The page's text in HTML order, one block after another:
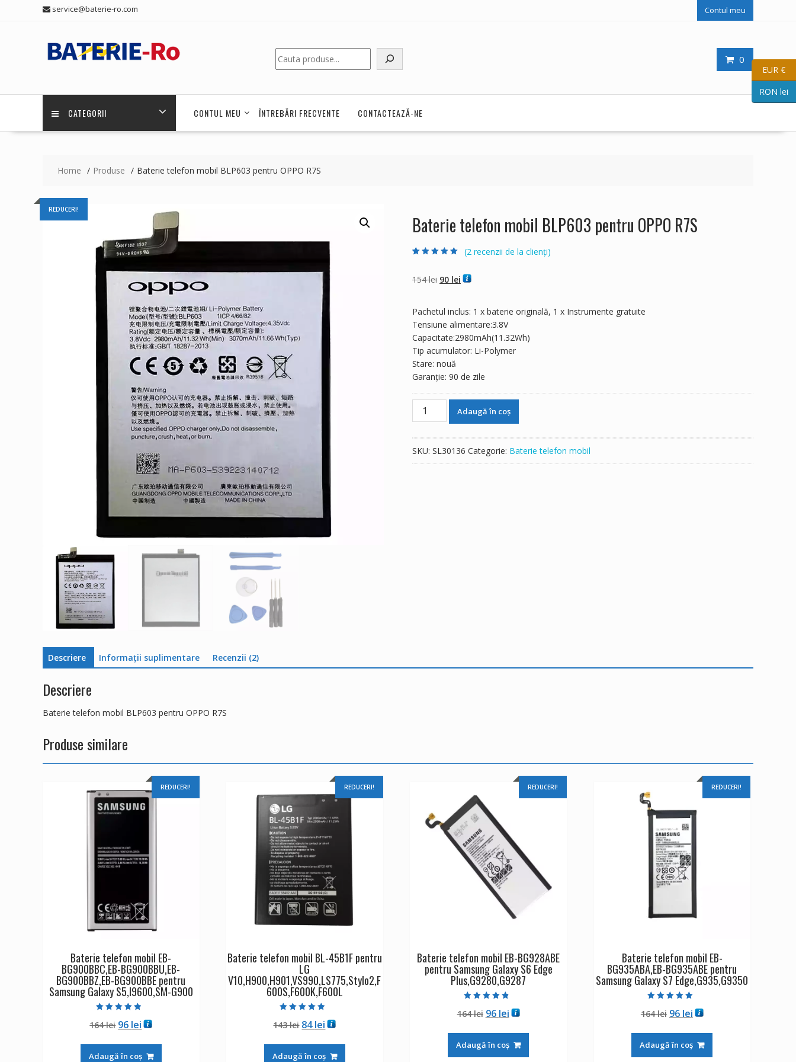
service@baterie-ro.com Contul meu
0
Caută
CATEGORII CONTUL MEU ÎNTREBĂRI FRECVENTE CONTACTEAZĂ-NE
Home Produse Baterie telefon mobil BLP603 pentru OPPO R7S
REDUCERI!
Baterie telefon mobil BLP603 pentru OPPO R7S
evaluări de la
clienți
(2 recenzii de la clienți)
154lei Prețul
fost:
154 lei.
90 lei Prețul
90 lei.
Pachetul inclus: 1 x baterie originală, 1 x Instrumente gratuite
Tensiune alimentare:3.8V
Capacitate:2980mAh(11.32Wh)
Tip acumulator: Li-Polymer
Stare: nouă
Garanție: 90 de zile
Cantitate
Baterie
BLP603
Adaugă în coș
SKU: SL30136 Categorie: Baterie telefon mobil
Descriere Informații suplimentare Recenzii (2)
Descriere
Baterie telefon mobil BLP603 pentru OPPO R7S
Produse similare
REDUCERI!
Baterie telefon mobil EB-
BG900BBC,EB-BG900BBU,EB-
BG900BBZ,EB-BG900BBE pentru
Samsung Galaxy S5,I9600,SM-G900
4.50
din 5
164lei Prețul
a
96 leiPrețul
este:
Adaugă în coș
REDUCERI!
Baterie telefon mobil BL-45B1F pentru
LG
V10,H900,H901,VS990,LS775,Stylo2,F
600S,F600K,F600L
4.50
din 5
143lei Prețul
a
84leiPrețul
este:
Adaugă în coș
REDUCERI!
Baterie telefon mobil EB-BG928ABE
pentru Samsung Galaxy S6 Edge
Plus,G9280,G9287
4.50
din 5
164lei Prețul
a
fost:
96 leiPrețul
este:
96 lei.
Adaugă în coș
REDUCERI!
Baterie telefon mobil EB-
BG935ABA,EB-BG935ABE pentru
Samsung Galaxy S7 Edge,G935,G9350
5.00
din 5
164lei Prețul
a
fost:
96 leiPrețul
este:
96 lei.
Adaugă în coș
EUR €
RON lei